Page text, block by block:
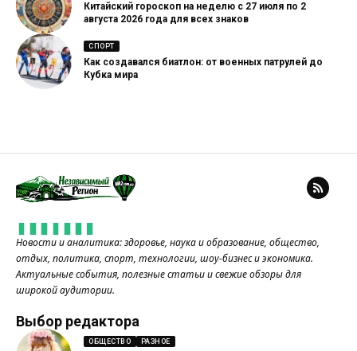
Китайский гороскоп на неделю с 27 июля по 2
августа 2026 года для всех знаков
СПОРТ
Как создавался биатлон: от военных патрулей до
Кубка мира
Новости и аналитика: здоровье, наука и образование, общество,
отдых, политика, спорт, технологии, шоу-бизнес и экономика.
Актуальные события, полезные статьи и свежие обзоры для
широкой аудитории.
Выбор редактора
ОБЩЕСТВО РАЗНОЕ